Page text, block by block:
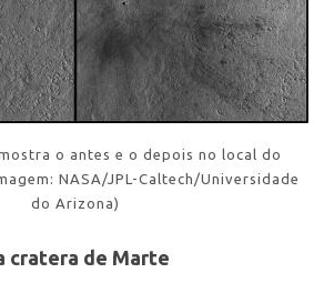
o antes e o depois no local do
NASA/JPL-Caltech/Universidade
do Arizona)
cratera de Marte